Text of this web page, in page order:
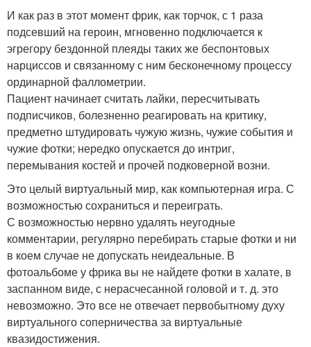
И как раз в этот момент фрик, как торчок, с 1 раза
подсевший на героин, мгновенно подключается к
эгрегору бездонной плеяды таких же беспонтовых
нарциссов и связанному с ним бесконечному процессу
ординарной фаллометрии.
Пациент начинает считать лайки, пересчитывать
подписчиков, болезненно реагировать на критику,
предметно штудировать чужую жизнь, чужие события и
чужие фотки; нередко опускается до интриг,
перемывания костей и прочей подковерной возни.
Это целый виртуальный мир, как компьютерная игра. С
возможностью сохраниться и переиграть.
С возможностью нервно удалять неугодные
комментарии, регулярно перебирать старые фотки и ни
в коем случае не допускать неидеальные. В
фотоальбоме у фрика вы не найдете фотки в халате, в
заспанном виде, с нерасчесанной головой и т. д. это
невозможно. Это все не отвечает первобытному духу
виртуального соперничества за виртуальные
квазидостижения.